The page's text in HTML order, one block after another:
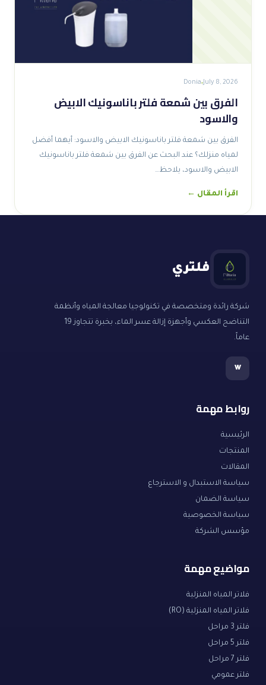
July 8, 2026
Donia
الفرق بين شمعة فلتر باناسونيك الابيض
والاسود
الفرق بين شمعة فلتر باناسونيك الابيض والاسود: أيهما أفضل
لمياه منزلك؟ عند البحث عن الفرق بين شمعة فلتر باناسونيك
الابيض والاسود، يلاحظ…
اقرأ المقال ←
فلتري
شركة رائدة ومتخصصة في تكنولوجيا معالجة المياه وأنظمة
التناضح العكسي وأجهزة إزالة عسر الماء، بخبرة تتجاوز 19
عاماً.
w
روابط مهمة
الرئيسية
المنتجات
المقالات
سياسة الاستبدال و الاسترجاع
سياسة الضمان
سياسة الخصوصية
مؤسس الشركة
مواضيع مهمة
فلاتر المياه المنزلية
فلاتر المياه المنزلية (RO)
فلتر 3 مراحل
فلتر 5 مراحل
فلتر 7 مراحل
فلتر عمومي